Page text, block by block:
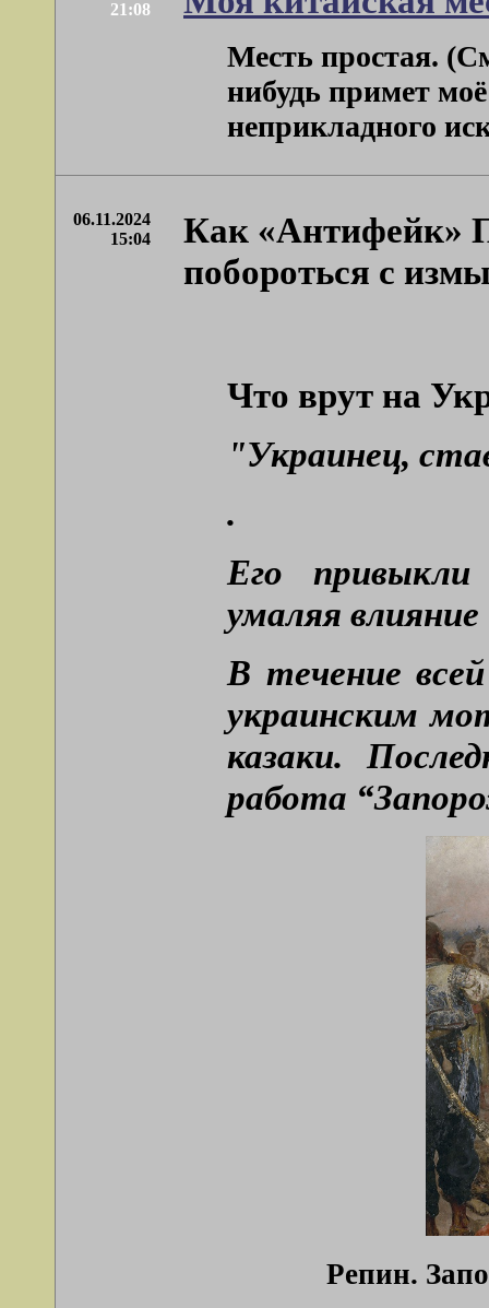
21:08
Месть простая.
нибудь примет
неприкладного
06.11.2024
15:04
Как «Антифейк»
побороться с
Что врут на
"Украинец,
.
Его привыкли
умаляя
В течение
украинским
казаки.
работа
Репин.